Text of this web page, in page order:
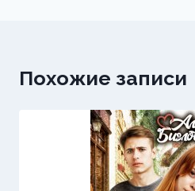
Похожие записи